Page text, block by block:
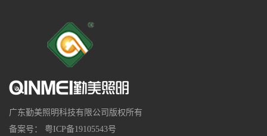
广东勤美照明科技有限公司版权所有
备案号： 粤ICP备19105543号